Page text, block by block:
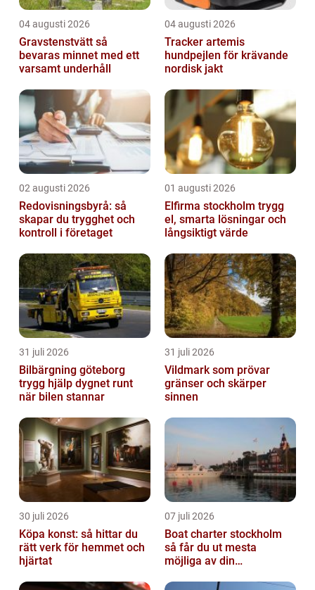
04 augusti 2026
Gravstenstvätt så
bevaras minnet med ett
varsamt underhåll
04 augusti 2026
Tracker artemis
hundpejlen för krävande
nordisk jakt
02 augusti 2026
Redovisningsbyrå: så
skapar du trygghet och
kontroll i företaget
01 augusti 2026
Elfirma stockholm trygg
el, smarta lösningar och
långsiktigt värde
31 juli 2026
Bilbärgning göteborg
trygg hjälp dygnet runt
när bilen stannar
31 juli 2026
Vildmark som prövar
gränser och skärper
sinnen
30 juli 2026
Köpa konst: så hittar du
rätt verk för hemmet och
hjärtat
07 juli 2026
Boat charter stockholm
så får du ut mesta
möjliga av din